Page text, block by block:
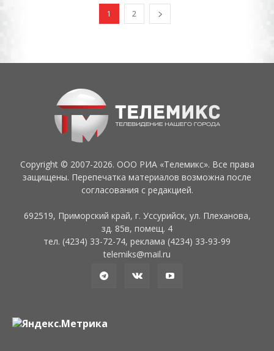
1 2
Copyright © 2007-2026. ООО РИА «Телемикс». Все права
защищены. Перепечатка материалов возможна после
согласования с редакцией.
692519, Приморский край, г. Уссурийск, ул. Плеханова,
зд. 85в, помещ. 4
тел. (4234) 33-72-74, реклама (4234) 33-93-99
telemiks@mail.ru